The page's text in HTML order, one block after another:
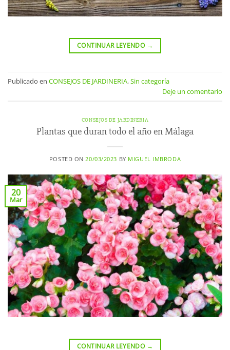
CONTINUAR LEYENDO →
Publicado en CONSEJOS DE JARDINERIA,Sin categoría
Deje un comentario
CONSEJOS DE JARDINERIA
Plantas que duran todo el año en Málaga
POSTED ON20/03/2023 BY MIGUEL IMBRODA
20
Mar
CONTINUAR LEYENDO →